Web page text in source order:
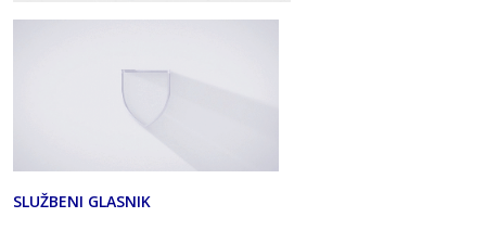
SLUŽBENI GLASNIK